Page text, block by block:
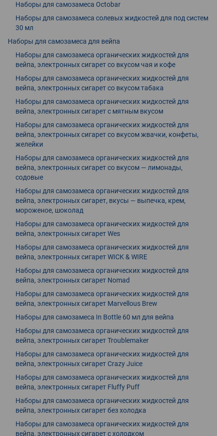
Наборы для самозамеса Octobar
Наборы для самозамеса солевых жидкостей для под систем
30 мл
Наборы для самозамеса для вейпа
Наборы для самозамеса органических жидкостей для
вейпа, электронных сигарет со вкусом чая и кофе
Наборы для самозамеса органических жидкостей для
вейпа, электронных сигарет со вкусом табака
Наборы для самозамеса органических жидкостей для
вейпа, электронных сигарет с мятным вкусом
Наборы для самозамеса органических жидкостей для
вейпа, электронных сигарет со вкусом жвачки, конфеты,
желейки
Наборы для самозамеса органических жидкостей для
вейпа, электронных сигарет со вкусом — лимонады,
содовые
Наборы для самозамеса органических жидкостей для
вейпа, электронных сигарет, вкусы — выпечка, крем,
мороженое, шоколад
Наборы для самозамеса органических жидкостей для
вейпа, электронных сигарет Wes
Наборы для самозамеса органических жидкостей для
вейпа, электронных сигарет WICK & WIRE
Наборы для самозамеса органических жидкостей для
вейпа, электронных сигарет Nomad
Наборы для самозамеса органических жидкостей для
вейпа, электронных сигарет Marvellous Brew
Наборы для самозамеса In Bottle 60 мл для вейпа
Наборы для самозамеса органических жидкостей для
вейпа, электронных сигарет Troublemaker
Наборы для самозамеса органических жидкостей для
вейпа, электронных сигарет Crazy Juice
Наборы для самозамеса органических жидкостей для
вейпа, электронных сигарет Fluffy Puff
Наборы для самозамеса органических жидкостей для
вейпа, электронных сигарет без холодка
Наборы для самозамеса органических жидкостей для
вейпа, электронных сигарет с холодком